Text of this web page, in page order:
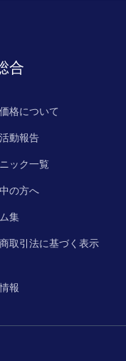
合
格について
動報告
ック一覧
の方へ
集
取引法に基づく表示
報